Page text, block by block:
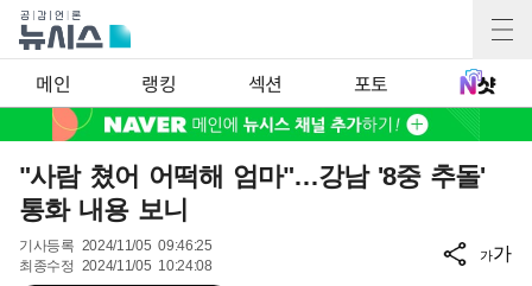
메인 랭킹 섹션 포토
"사람 쳤어 어떡해 엄마"…강남 '8중 추돌'
통화 내용 보니
기사등록 2024/11/05 09:46:25
최종수정 2024/11/05 10:24:08
가가